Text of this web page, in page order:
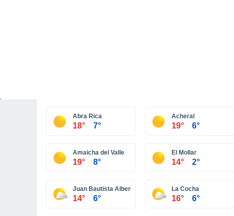
Abra Rica
18° 7°
Acheral
19° 6°
Amaicha del Valle
19° 8°
El Mollar
14° 2°
Juan Bautista Alberdi
14° 6°
La Cocha
16° 6°